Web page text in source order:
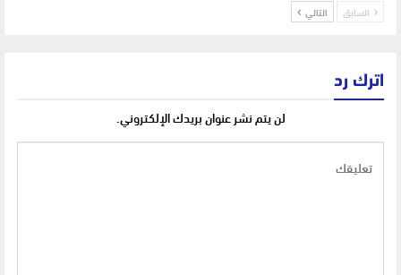
السابق التالي
اترك رد
لن يتم نشر عنوان بريدك الإلكتروني.